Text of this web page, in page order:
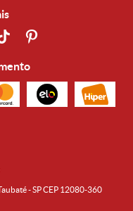
- SP CEP 12080-360